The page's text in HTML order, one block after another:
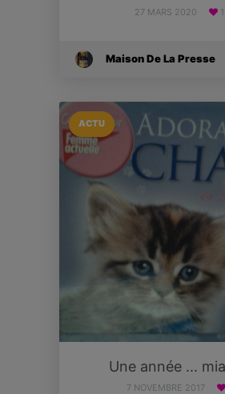
27 MARS 2020 1
Maison De La Presse
ACTU
Une année ...
7 NOVEMBRE 2017